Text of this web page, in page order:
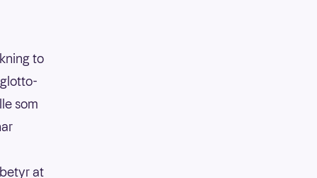
to
som
at